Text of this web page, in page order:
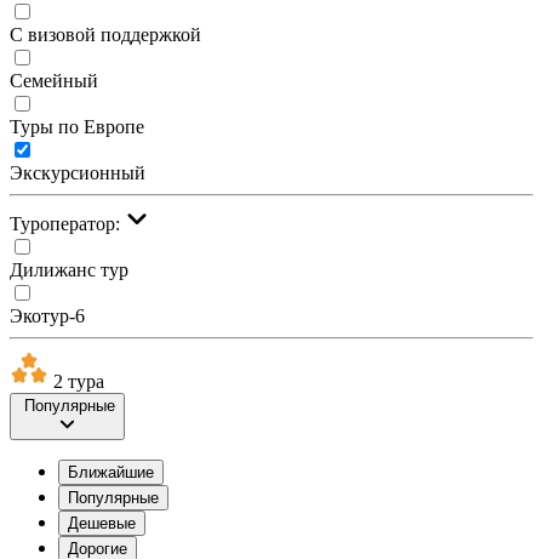
С визовой поддержкой
Семейный
Туры по Европе
Экскурсионный
Туроператор:
Дилижанс тур
Экотур-6
2 тура
Популярные
Ближайшие
Популярные
Дешевые
Дорогие